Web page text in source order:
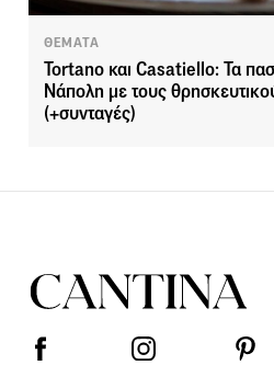
ΘΕΜΑΤΑ
Tortano και Casatiello: Τα
Νάπολη με τους
(+συνταγές)